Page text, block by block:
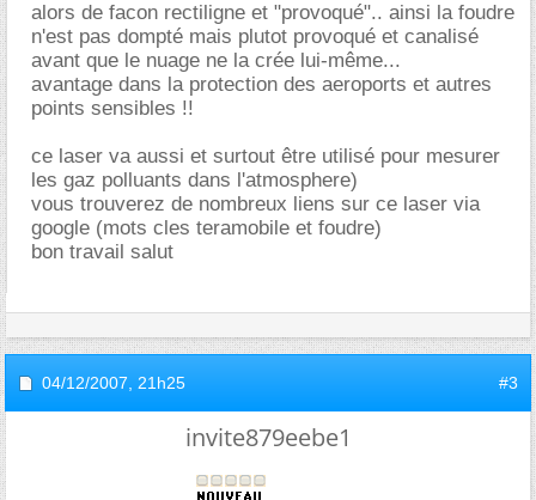
alors de facon rectiligne et "provoqué".. ainsi la foudre
n'est pas dompté mais plutot provoqué et canalisé
avant que le nuage ne la crée lui-même...
avantage dans la protection des aeroports et autres
points sensibles !!
ce laser va aussi et surtout être utilisé pour mesurer
les gaz polluants dans l'atmosphere)
vous trouverez de nombreux liens sur ce laser via
google (mots cles teramobile et foudre)
bon travail salut
04/12/2007, 21h25 #3
invite879eebe1